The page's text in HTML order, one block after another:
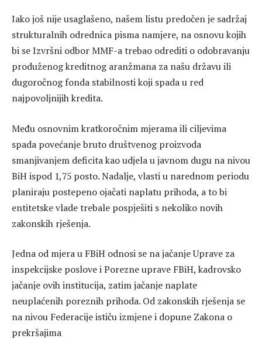
Iako još nije usaglašeno, našem listu predočen je sadržaj
strukturalnih odrednica pisma namjere, na osnovu kojih
bi se Izvršni odbor MMF-a trebao odrediti o odobravanju
produženog kreditnog aranžmana za našu državu ili
dugoročnog fonda stabilnosti koji spada u red
najpovoljnijih kredita.
Među osnovnim kratkoročnim mjerama ili ciljevima
spada povećanje bruto društvenog proizvoda
smanjivanjem deficita kao udjela u javnom dugu na nivou
BiH ispod 1,75 posto. Nadalje, vlasti u narednom periodu
planiraju postepeno ojačati naplatu prihoda, a to bi
entitetske vlade trebale pospješiti s nekoliko novih
zakonskih rješenja.
Jedna od mjera u FBiH odnosi se na jačanje Uprave za
inspekcijske poslove i Porezne uprave FBiH, kadrovsko
jačanje ovih institucija, zatim jačanje naplate
neuplaćenih poreznih prihoda. Od zakonskih rješenja se
na nivou Federacije ističu izmjene i dopune Zakona o
prekršajima